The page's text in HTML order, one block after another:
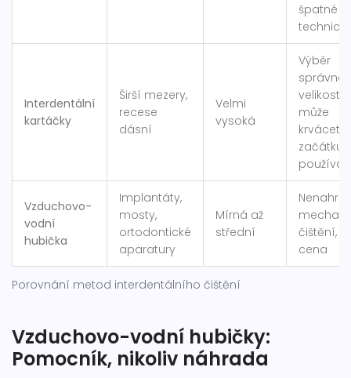
Porovnání metod interdentálního čištění
špatné
technice
Interdentální
kartáčky
Širší mezery,
recese
dásní
Velmi
vysoká
Výběr
správné
velikosti,
může
krvácet
začátku
Vzduchovo-
vodní
hubička
Implantáty,
mosty,
ortodontické
aparatury
Mírná až
střední
čištění,
cena
Vzduchovo-vodní hubičky:
Pomocník, nikoliv náhrada